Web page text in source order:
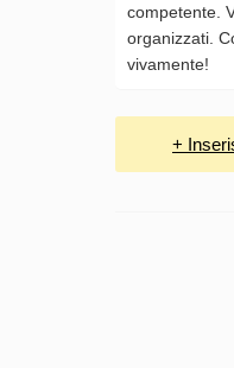
competente.
organizzati.
vivamente!
+